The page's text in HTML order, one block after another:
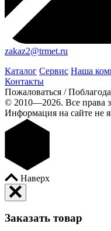
zakaz2@trmet.ru
Каталог Сервис Наша
Контакты
Пожаловаться /
© 2010—2026. Все права
Информация на сайте не
Наверх
Заказать товар